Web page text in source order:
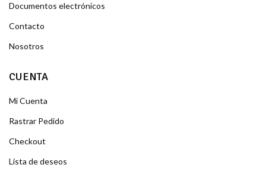
Documentos electrónicos
Contacto
Nosotros
CUENTA
Mi Cuenta
Rastrar Pedido
Checkout
Lista de deseos